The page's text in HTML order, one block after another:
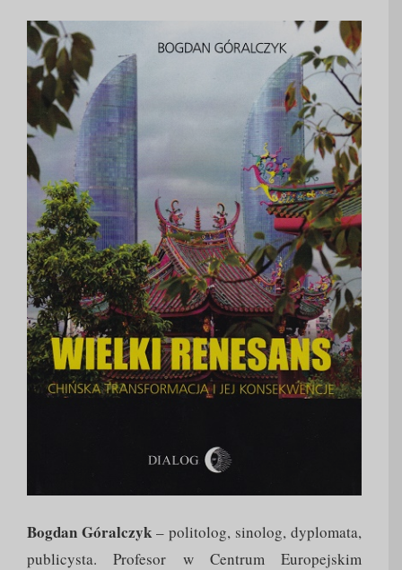
Bogdan Góralczyk – politolog, sinolog, dyplomata,
publicysta. Profesor w Centrum Europejskim